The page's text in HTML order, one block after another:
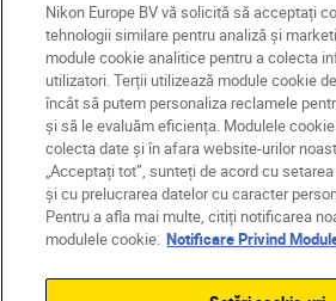
RO Nikon Sites
Contactaţi-ne
Politică de
Termeni de utilizare
Notificare privind modulele cookie
© 2026 Nikon
Nikon Europe BV vă solicită să acceptați
tehnologii similare pentru analiză și
module cookie analitice pentru a colecta
utilizatori. Terții utilizează module cookie
încât să putem personaliza reclamele
și să le evaluăm eficiența. Modulele
colecta date și în afara website-urilor
„Acceptați tot”, sunteți de acord cu
și cu prelucrarea datelor cu caracter
Pentru a afla mai multe, citiți notificarea
modulele cookie. Notificare Privind